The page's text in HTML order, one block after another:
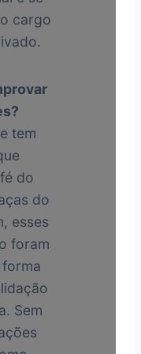
cargo
tem
do
do
esses
foram
Sem